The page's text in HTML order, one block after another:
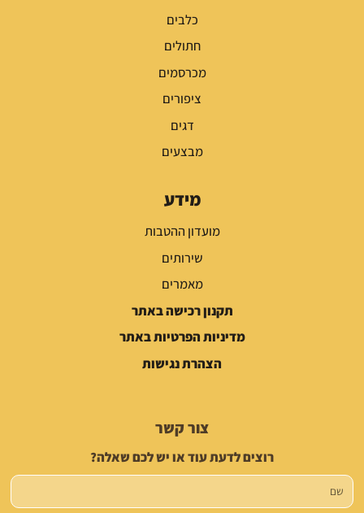
כלבים
חתולים
מכרסמים
ציפורים
דגים
מבצעים
מידע
מועדון ההטבות
שירותים
מאמרים
תקנון רכישה באתר
מדיניות הפרטיות באתר
הצהרת נגישות
צור קשר
רוצים לדעת עוד או יש לכם שאלה?
שם